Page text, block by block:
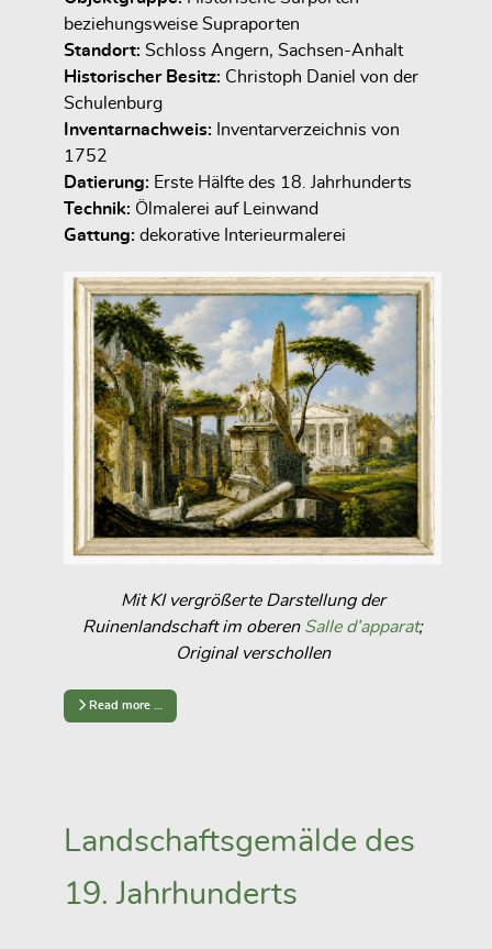
beziehungsweise Supraporten
Standort: Schloss Angern, Sachsen-Anhalt
Historischer Besitz: Christoph Daniel von der
Schulenburg
Inventarnachweis: Inventarverzeichnis von
1752
Datierung: Erste Hälfte des 18. Jahrhunderts
Technik: Ölmalerei auf Leinwand
Gattung: dekorative Interieurmalerei
Mit KI vergrößerte Darstellung der
Ruinenlandschaft im oberen Salle d’apparat;
Original verschollen
Read more …
Landschaftsgemälde des
19. Jahrhunderts